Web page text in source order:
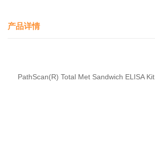
产品详情
PathScan(R) Total Met Sandwich ELISA Kit